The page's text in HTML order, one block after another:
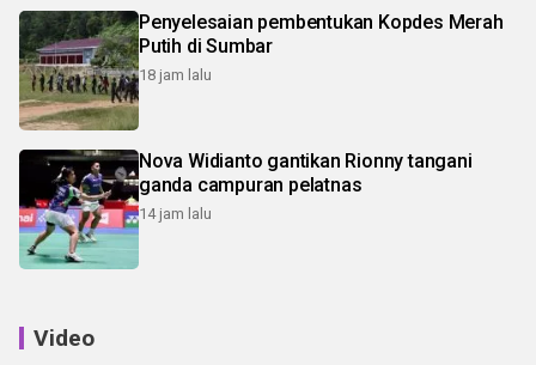
Penyelesaian pembentukan Kopdes Merah
Putih di Sumbar
18 jam lalu
Nova Widianto gantikan Rionny tangani
ganda campuran pelatnas
14 jam lalu
Video